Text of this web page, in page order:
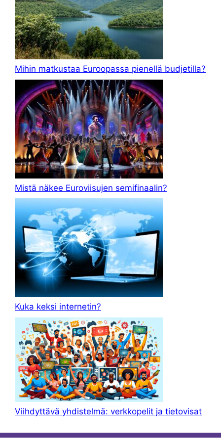
Mihin matkustaa Euroopassa pienellä budjetilla?
Mistä näkee Euroviisujen semifinaalin?
Kuka keksi internetin?
Viihdyttävä yhdistelmä: verkkopelit ja tietovisat